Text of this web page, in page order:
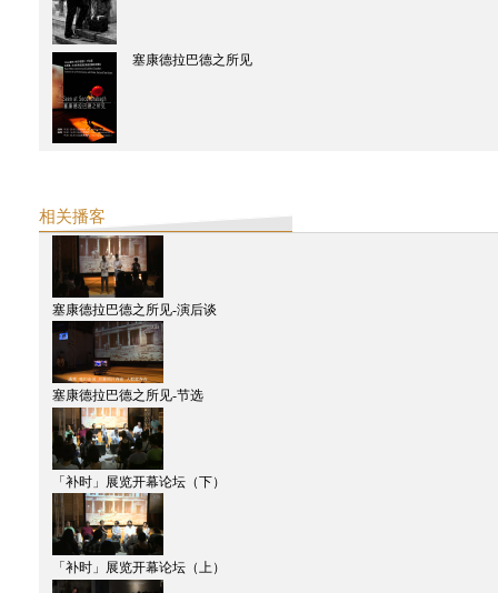
塞康德拉巴德之所见
相关播客
塞康德拉巴德之所见-演后谈
塞康德拉巴德之所见-节选
「补时」展览开幕论坛（下）
「补时」展览开幕论坛（上）